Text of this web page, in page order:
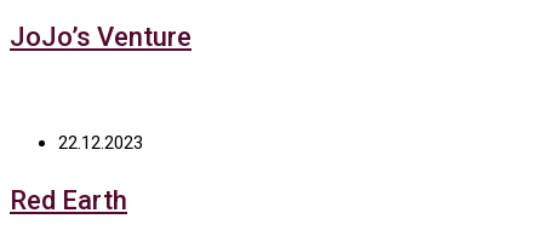
JoJo’s Venture
22.12.2023
Red Earth